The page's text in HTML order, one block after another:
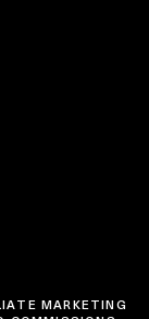
MARKETING